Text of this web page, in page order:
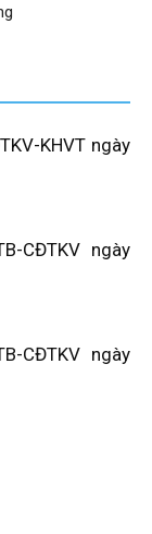
KHVT ngày
CĐTKV ngày
CĐTKV ngày